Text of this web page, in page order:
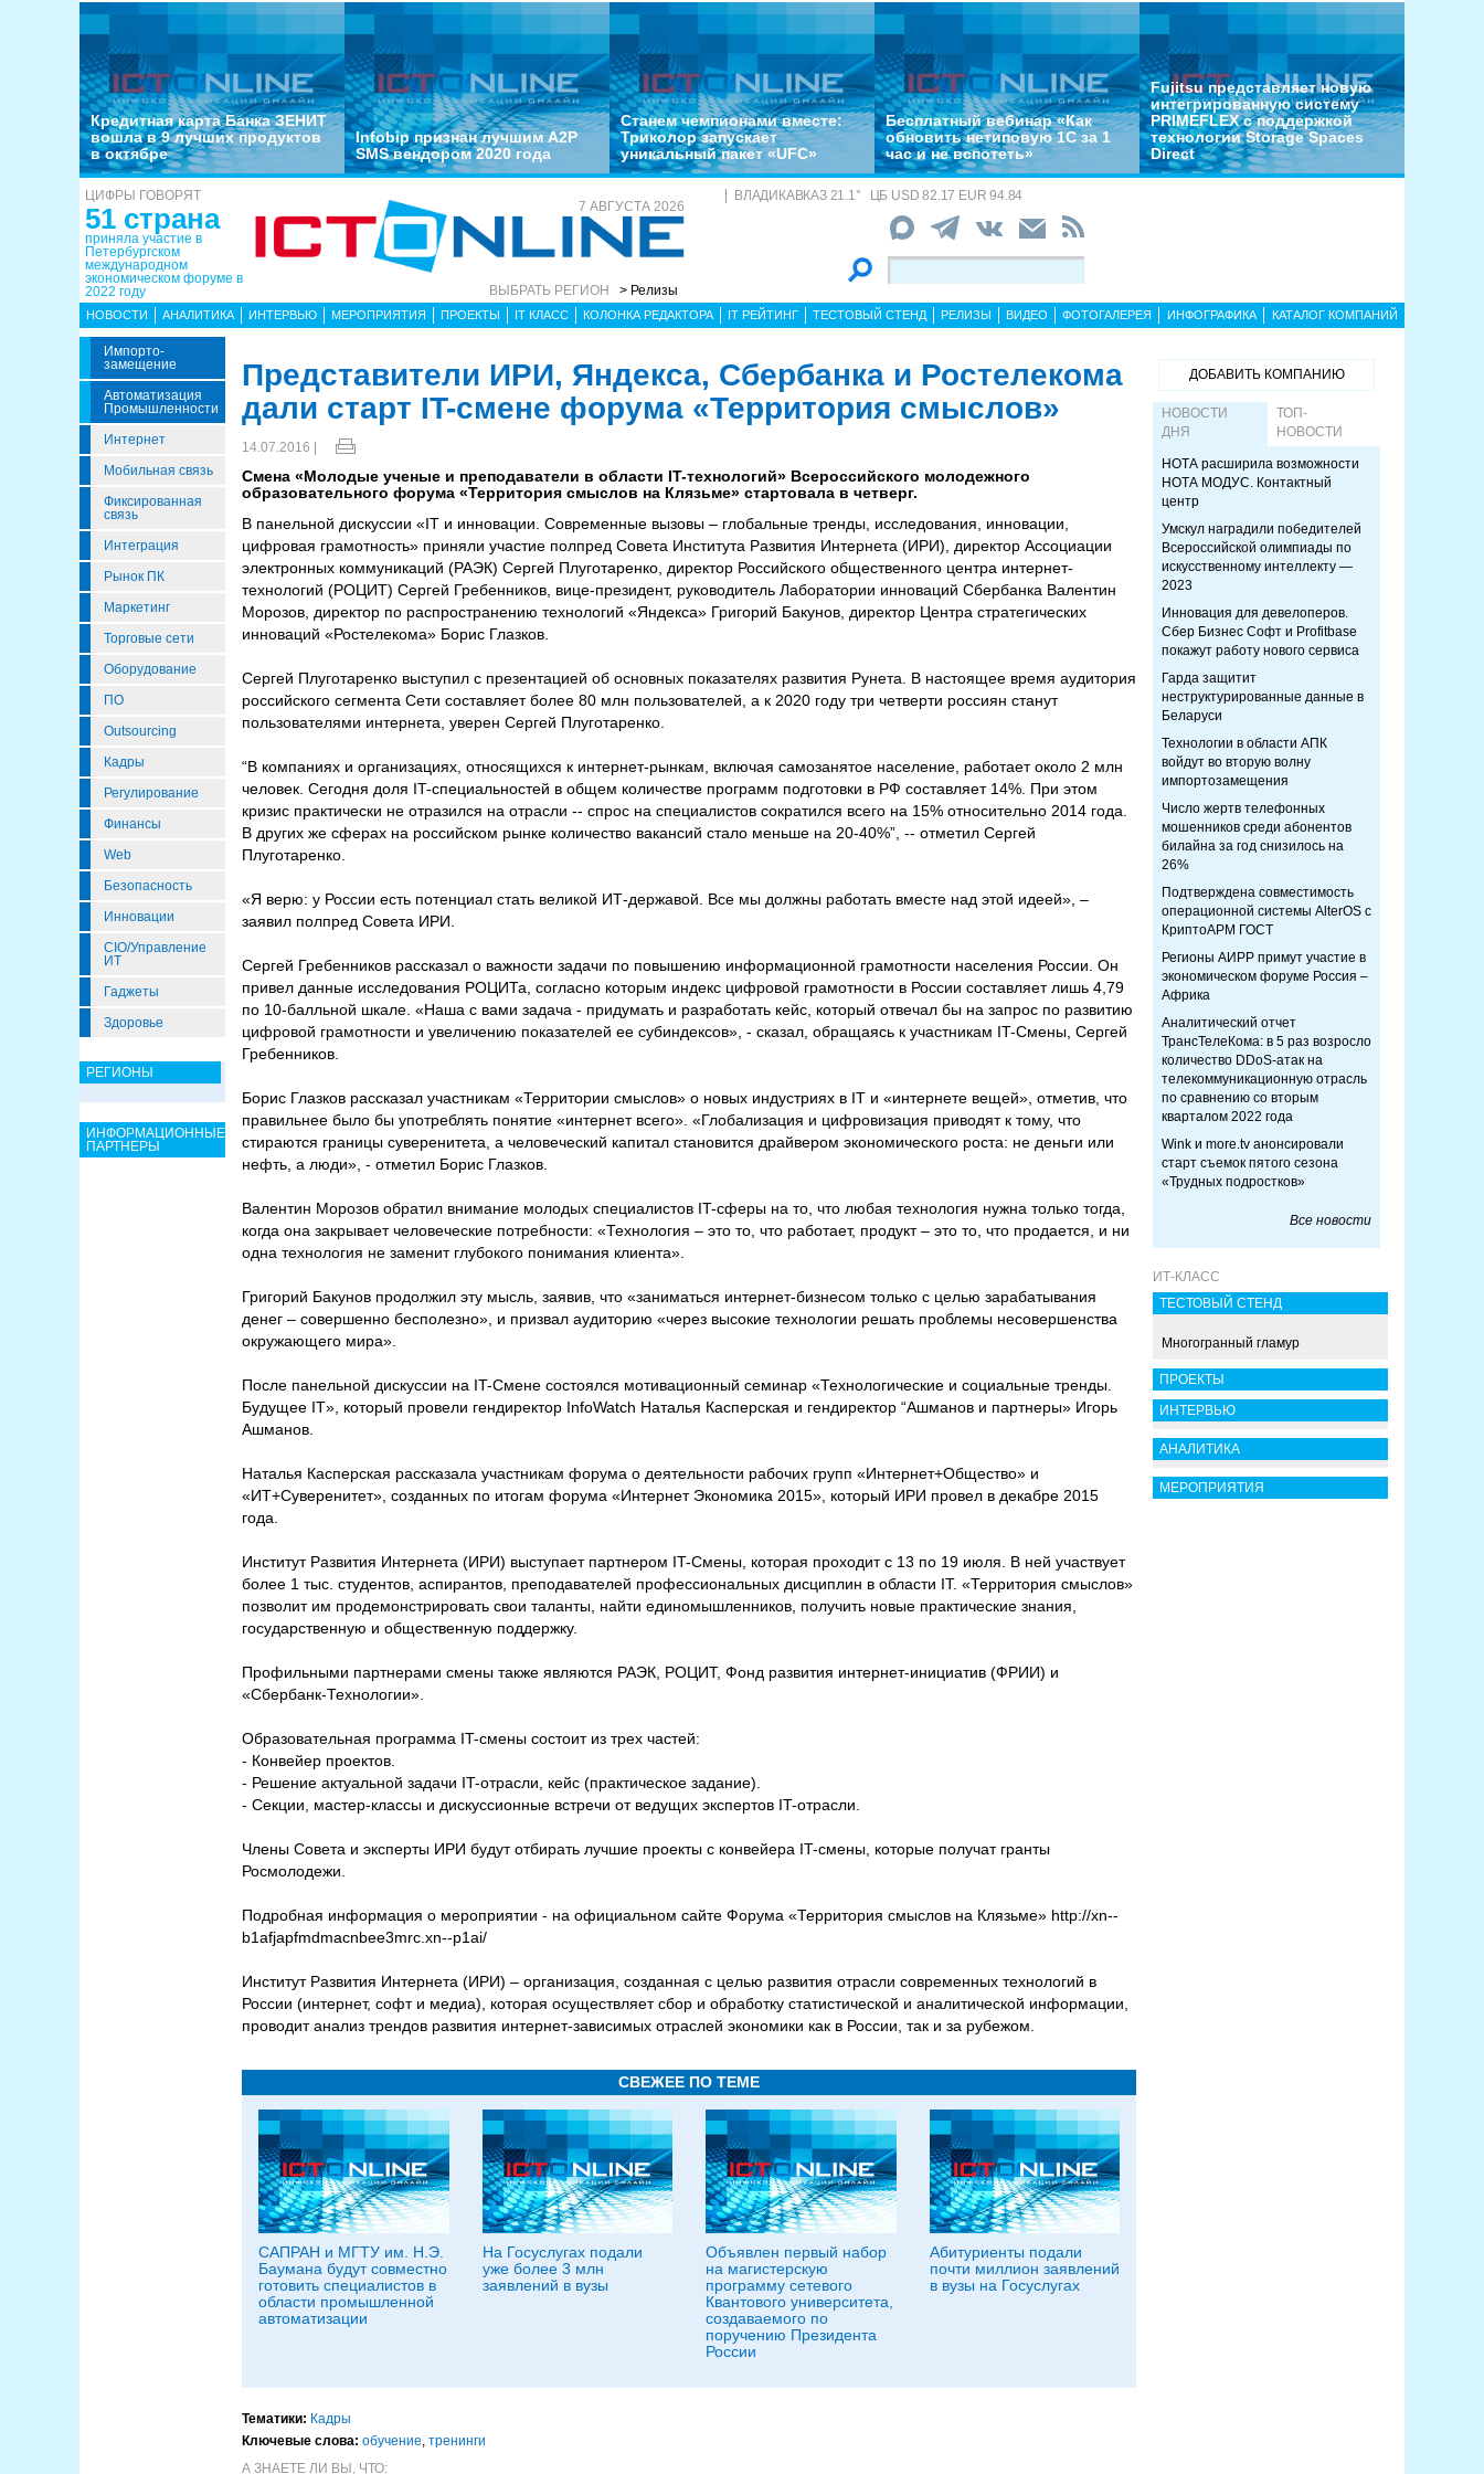
Кредитная карта Банка ЗЕНИТ
вошла в 9 лучших продуктов
в октябре
Infobip признан лучшим A2P
SMS вендором 2020 года
Станем чемпионами вместе:
Триколор запускает
уникальный пакет «UFC»
Бесплатный вебинар «Как
обновить нетиповую 1С за 1
час и не вспотеть»
Fujitsu представляет новую
интегрированную систему
PRIMEFLEX с поддержкой
технологии Storage Spaces
Direct
ЦИФРЫ ГОВОРЯТ
51 страна
приняла участие в
Петербургском
международном
экономическом форуме в
2022 году
7 АВГУСТА 2026
ВЫБРАТЬ РЕГИОН > Релизы
ВЛАДИКАВКАЗ 21.1° ЦБ USD 82.17 EUR 94.84
НОВОСТИ АНАЛИТИКА ИНТЕРВЬЮ МЕРОПРИЯТИЯ ПРОЕКТЫ IT КЛАСС КОЛОНКА РЕДАКТОРА IT РЕЙТИНГ ТЕСТОВЫЙ СТЕНД РЕЛИЗЫ ВИДЕО ФОТОГАЛЕРЕЯ ИНФОГРАФИКА КАТАЛОГ КОМПАНИЙ
Импорто­
Замещение
Автоматизация
Промышленности
Интернет
Мобильная связь
Фиксированная
связь
Интеграция
Рынок ПК
Маркетинг
Торговые сети
Оборудование
ПО
Outsourcing
Кадры
Регулирование
Финансы
Web
Безопасность
Инновации
CIO/Управление
ИТ
Гаджеты
Здоровье
РЕГИОНЫ
ИНФОРМАЦИОННЫЕ
ПАРТНЕРЫ
Представители ИРИ, Яндекса, Сбербанка и Ростелекома
дали старт IT-смене форума «Территория смыслов»
14.07.2016 |
Смена «Молодые ученые и преподаватели в области IT-технологий» Всероссийского молодежного
образовательного форума «Территория смыслов на Клязьме» стартовала в четверг.
В панельной дискуссии «IT и инновации. Современные вызовы – глобальные тренды, исследования, инновации,
цифровая грамотность» приняли участие полпред Совета Института Развития Интернета (ИРИ), директор Ассоциации
электронных коммуникаций (РАЭК) Сергей Плуготаренко, директор Российского общественного центра интернет-
технологий (РОЦИТ) Сергей Гребенников, вице-президент, руководитель Лаборатории инноваций Сбербанка Валентин
Морозов, директор по распространению технологий «Яндекса» Григорий Бакунов, директор Центра стратегических
инноваций «Ростелекома» Борис Глазков.
Сергей Плуготаренко выступил с презентацией об основных показателях развития Рунета. В настоящее время аудитория
российского сегмента Сети составляет более 80 млн пользователей, а к 2020 году три четверти россиян станут
пользователями интернета, уверен Сергей Плуготаренко.
“В компаниях и организациях, относящихся к интернет-рынкам, включая самозанятое население, работает около 2 млн
человек. Сегодня доля IT-специальностей в общем количестве программ подготовки в РФ составляет 14%. При этом
кризис практически не отразился на отрасли -- спрос на специалистов сократился всего на 15% относительно 2014 года.
В других же сферах на российском рынке количество вакансий стало меньше на 20-40%”, -- отметил Сергей
Плуготаренко.
«Я верю: у России есть потенциал стать великой ИТ-державой. Все мы должны работать вместе над этой идеей», –
заявил полпред Совета ИРИ.
Сергей Гребенников рассказал о важности задачи по повышению информационной грамотности населения России. Он
привел данные исследования РОЦИТа, согласно которым индекс цифровой грамотности в России составляет лишь 4,79
по 10-балльной шкале. «Наша с вами задача - придумать и разработать кейс, который отвечал бы на запрос по развитию
цифровой грамотности и увеличению показателей ее субиндексов», - сказал, обращаясь к участникам IT-Смены, Сергей
Гребенников.
Борис Глазков рассказал участникам «Территории смыслов» о новых индустриях в IT и «интернете вещей», отметив, что
правильнее было бы употреблять понятие «интернет всего». «Глобализация и цифровизация приводят к тому, что
стираются границы суверенитета, а человеческий капитал становится драйвером экономического роста: не деньги или
нефть, а люди», - отметил Борис Глазков.
Валентин Морозов обратил внимание молодых специалистов IT-сферы на то, что любая технология нужна только тогда,
когда она закрывает человеческие потребности: «Технология – это то, что работает, продукт – это то, что продается, и ни
одна технология не заменит глубокого понимания клиента».
Григорий Бакунов продолжил эту мысль, заявив, что «заниматься интернет-бизнесом только с целью зарабатывания
денег – совершенно бесполезно», и призвал аудиторию «через высокие технологии решать проблемы несовершенства
окружающего мира».
После панельной дискуссии на IT-Смене состоялся мотивационный семинар «Технологические и социальные тренды.
Будущее IT», который провели гендиректор InfoWatch Наталья Касперская и гендиректор “Ашманов и партнеры» Игорь
Ашманов.
Наталья Касперская рассказала участникам форума о деятельности рабочих групп «Интернет+Общество» и
«ИТ+Суверенитет», созданных по итогам форума «Интернет Экономика 2015», который ИРИ провел в декабре 2015
года.
Институт Развития Интернета (ИРИ) выступает партнером IT-Смены, которая проходит с 13 по 19 июля. В ней участвует
более 1 тыс. студентов, аспирантов, преподавателей профессиональных дисциплин в области IT. «Территория смыслов»
позволит им продемонстрировать свои таланты, найти единомышленников, получить новые практические знания,
государственную и общественную поддержку.
Профильными партнерами смены также являются РАЭК, РОЦИТ, Фонд развития интернет-инициатив (ФРИИ) и
«Сбербанк-Технологии».
Образовательная программа IT-смены состоит из трех частей:
- Конвейер проектов.
- Решение актуальной задачи IT-отрасли, кейс (практическое задание).
- Секции, мастер-классы и дискуссионные встречи от ведущих экспертов IT-отрасли.
Члены Совета и эксперты ИРИ будут отбирать лучшие проекты с конвейера IT-смены, которые получат гранты
Росмолодежи.
Подробная информация о мероприятии - на официальном сайте Форума «Территория смыслов на Клязьме» http://xn--
b1afjapfmdmacnbee3mrc.xn--p1ai/
Институт Развития Интернета (ИРИ) – организация, созданная с целью развития отрасли современных технологий в
России (интернет, софт и медиа), которая осуществляет сбор и обработку статистической и аналитической информации,
проводит анализ трендов развития интернет-зависимых отраслей экономики как в России, так и за рубежом.
СВЕЖЕЕ ПО ТЕМЕ
САПРАН и МГТУ им. Н.Э.
Баумана будут совместно
готовить специалистов в
области промышленной
автоматизации
На Госуслугах подали
уже более 3 млн
заявлений в вузы
Объявлен первый набор
на магистерскую
программу сетевого
Квантового университета,
создаваемого по
поручению Президента
России
Абитуриенты подали
почти миллион заявлений
в вузы на Госуслугах
Тематики: Кадры
Ключевые слова: обучение, тренинги
А ЗНАЕТЕ ЛИ ВЫ, ЧТО:
ДОБАВИТЬ КОМПАНИЮ
НОВОСТИ
ДНЯ
ТОП-
НОВОСТИ
НОТА расширила возможности
НОТА МОДУС. Контактный
центр
Умскул наградили победителей
Всероссийской олимпиады по
искусственному интеллекту —
2023
Инновация для девелоперов.
Сбер Бизнес Софт и Profitbase
покажут работу нового сервиса
Гарда защитит
неструктурированные данные в
Беларуси
Технологии в области АПК
войдут во вторую волну
импортозамещения
Число жертв телефонных
мошенников среди абонентов
билайна за год снизилось на
26%
Подтверждена совместимость
операционной системы AlterOS с
КриптоАРМ ГОСТ
Регионы АИРР примут участие в
экономическом форуме Россия –
Африка
Аналитический отчет
ТрансТелеКома: в 5 раз возросло
количество DDoS-атак на
телекоммуникационную отрасль
по сравнению со вторым
кварталом 2022 года
Wink и more.tv анонсировали
старт съемок пятого сезона
«Трудных подростков»
Все новости
ИТ-КЛАСС
ТЕСТОВЫЙ СТЕНД
Многогранный гламур
ПРОЕКТЫ
ИНТЕРВЬЮ
АНАЛИТИКА
МЕРОПРИЯТИЯ